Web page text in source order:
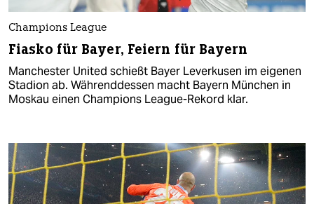
Champions League
Fiasko für Bayer, Feiern für Bayern
Manchester United schießt Bayer Leverkusen im eigenen
Stadion ab. Währenddessen macht Bayern München in
Moskau einen Champions League-Rekord klar.